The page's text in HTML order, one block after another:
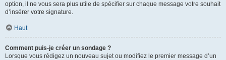
option, il ne vous sera plus utile de spécifier sur chaque message votre souhait
d’insérer votre signature.
Haut
Comment puis-je créer un sondage ?
Lorsque vous rédigez un nouveau sujet ou modifiez le premier message d’un